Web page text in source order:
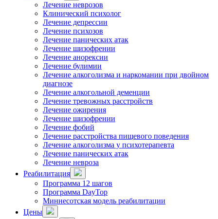
Лечение неврозов
Клинический психолог
Лечение депрессии
Лечение психозов
Лечение панических атак
Лечение шизофрении
Лечение анорексии
Лечение булимии
Лечение алкоголизма и наркомании при двойном
диагнозе
Лечение алкогольной деменции
Лечение тревожных расстройств
Лечение ожирения
Лечение шизофрении
Лечение фобий
Лечение расстройства пищевого поведения
Лечение алкоголизма у психотерапевта
Лечение панических атак
Лечение невроза
Реабилитация
Программа 12 шагов
Программа DayTop
Миннесотская модель реабилитации
Цены